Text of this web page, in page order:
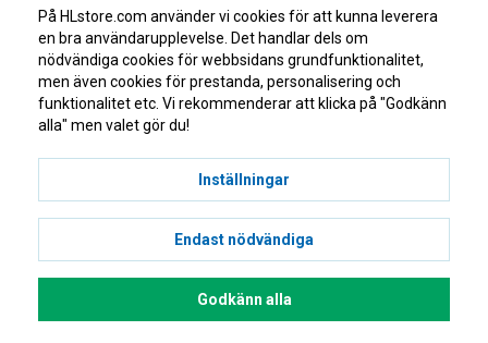
Highlights på Youtube
Highlights på Tiktok
© 2001–2026 Highlights/KR Distribution AB.
På HLstore.com använder vi cookies för att kunna leverera
en bra användarupplevelse. Det handlar dels om
nödvändiga cookies för webbsidans grundfunktionalitet,
men även cookies för prestanda, personalisering och
funktionalitet etc. Vi rekommenderar att klicka på "Godkänn
alla" men valet gör du!
Inställningar
Endast nödvändiga
Godkänn alla